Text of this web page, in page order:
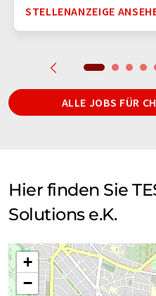
STELLENANZEIGE
ALLE JOBS FÜR
Hier finden Sie
Solutions e.K.
+
−